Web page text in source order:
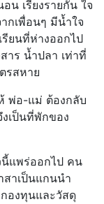
น เรียงรายกัน ใจ
กเพื่อนๆ มีน้ำใจ
รียนที่ห่างออกไป
าร น้ำปลา เท่าที่
รสหาย
พ่อ-แม่ ต้องกลับ
เป็นที่พักของ
แพร่ออกไป คน
าเป็นแกนนำ
องทุนและวัสดุ